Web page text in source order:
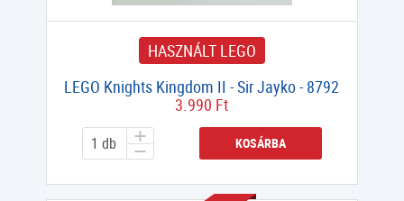
HASZNÁLT LEGO
LEGO Knights Kingdom II - Sir Jayko - 8792
3.990 Ft
KOSÁRBA